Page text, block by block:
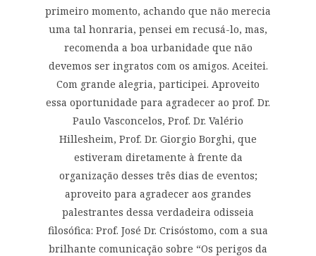
primeiro momento, achando que não merecia
uma tal honraria, pensei em recusá-lo, mas,
recomenda a boa urbanidade que não
devemos ser ingratos com os amigos. Aceitei.
Com grande alegria, participei. Aproveito
essa oportunidade para agradecer ao prof. Dr.
Paulo Vasconcelos, Prof. Dr. Valério
Hillesheim, Prof. Dr. Giorgio Borghi, que
estiveram diretamente à frente da
organização desses três dias de eventos;
aproveito para agradecer aos grandes
palestrantes dessa verdadeira odisseia
filosófica: Prof. José Dr. Crisóstomo, com a sua
brilhante comunicação sobre “Os perigos da